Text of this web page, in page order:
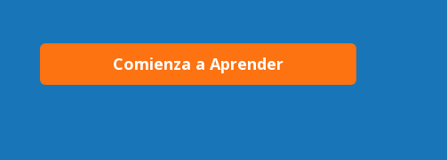
Comienza a Aprender